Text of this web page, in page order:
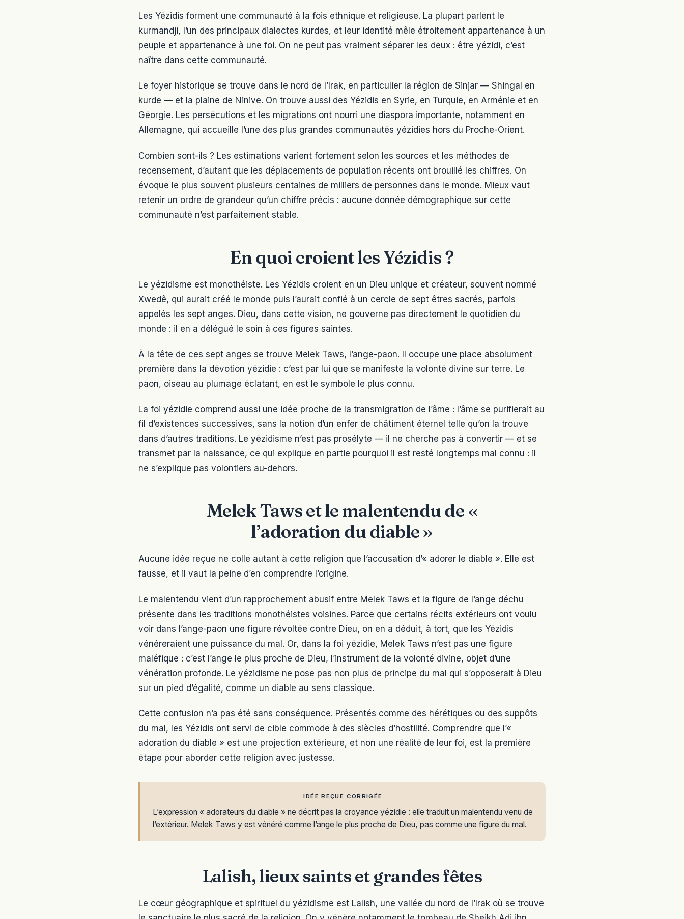
Les Yézidis forment une communauté à la fois ethnique et religieuse. La plupart parlent le
kurmandji, l’un des principaux dialectes kurdes, et leur identité mêle étroitement appartenance à un
peuple et appartenance à une foi. On ne peut pas vraiment séparer les deux : être yézidi, c’est
naître dans cette communauté.
Le foyer historique se trouve dans le nord de l’Irak, en particulier la région de Sinjar — Shingal en
kurde — et la plaine de Ninive. On trouve aussi des Yézidis en Syrie, en Turquie, en Arménie et en
Géorgie. Les persécutions et les migrations ont nourri une diaspora importante, notamment en
Allemagne, qui accueille l’une des plus grandes communautés yézidies hors du Proche-Orient.
Combien sont-ils ? Les estimations varient fortement selon les sources et les méthodes de
recensement, d’autant que les déplacements de population récents ont brouillé les chiffres. On
évoque le plus souvent plusieurs centaines de milliers de personnes dans le monde. Mieux vaut
retenir un ordre de grandeur qu’un chiffre précis : aucune donnée démographique sur cette
communauté n’est parfaitement stable.
En quoi croient les Yézidis ?
Le yézidisme est monothéiste. Les Yézidis croient en un Dieu unique et créateur, souvent nommé
Xwedê, qui aurait créé le monde puis l’aurait confié à un cercle de sept êtres sacrés, parfois
appelés les sept anges. Dieu, dans cette vision, ne gouverne pas directement le quotidien du
monde : il en a délégué le soin à ces figures saintes.
À la tête de ces sept anges se trouve Melek Taws, l’ange-paon. Il occupe une place absolument
première dans la dévotion yézidie : c’est par lui que se manifeste la volonté divine sur terre. Le
paon, oiseau au plumage éclatant, en est le symbole le plus connu.
La foi yézidie comprend aussi une idée proche de la transmigration de l’âme : l’âme se purifierait au
fil d’existences successives, sans la notion d’un enfer de châtiment éternel telle qu’on la trouve
dans d’autres traditions. Le yézidisme n’est pas prosélyte — il ne cherche pas à convertir — et se
transmet par la naissance, ce qui explique en partie pourquoi il est resté longtemps mal connu : il
ne s’explique pas volontiers au-dehors.
Melek Taws et le malentendu de «
l’adoration du diable »
Aucune idée reçue ne colle autant à cette religion que l’accusation d’« adorer le diable ». Elle est
fausse, et il vaut la peine d’en comprendre l’origine.
Le malentendu vient d’un rapprochement abusif entre Melek Taws et la figure de l’ange déchu
présente dans les traditions monothéistes voisines. Parce que certains récits extérieurs ont voulu
voir dans l’ange-paon une figure révoltée contre Dieu, on en a déduit, à tort, que les Yézidis
vénéreraient une puissance du mal. Or, dans la foi yézidie, Melek Taws n’est pas une figure
maléfique : c’est l’ange le plus proche de Dieu, l’instrument de la volonté divine, objet d’une
vénération profonde. Le yézidisme ne pose pas non plus de principe du mal qui s’opposerait à Dieu
sur un pied d’égalité, comme un diable au sens classique.
Cette confusion n’a pas été sans conséquence. Présentés comme des hérétiques ou des suppôts
du mal, les Yézidis ont servi de cible commode à des siècles d’hostilité. Comprendre que l’«
adoration du diable » est une projection extérieure, et non une réalité de leur foi, est la première
étape pour aborder cette religion avec justesse.
IDÉE REÇUE CORRIGÉE
L’expression « adorateurs du diable » ne décrit pas la croyance yézidie : elle traduit un malentendu venu de
l’extérieur. Melek Taws y est vénéré comme l’ange le plus proche de Dieu, pas comme une figure du mal.
Lalish, lieux saints et grandes fêtes
Le cœur géographique et spirituel du yézidisme est Lalish, une vallée du nord de l’Irak où se trouve